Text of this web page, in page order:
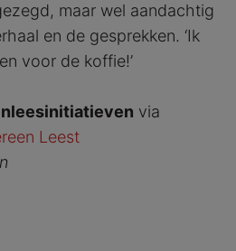
maar wel aandachtig
en de gesprekken. ‘Ik
voor de koffie!’
via
Leest